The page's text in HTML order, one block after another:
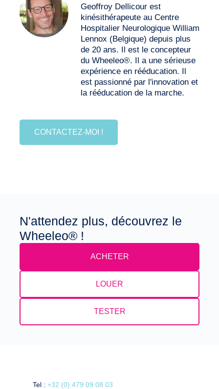
Geoffroy Dellicour est
kinésithérapeute au Centre
Hospitalier Neurologique William
Lennox (Belgique) depuis plus
de 20 ans. Il est le concepteur
du Wheeleo®. Il a une sérieuse
expérience en rééducation. Il
est passionné par l'innovation et
la rééducation de la marche.
CONTACTEZ-MOI !
N'attendez plus, découvrez le
Wheeleo® !
ACHETER
LOUER
TESTER
Tel :+32 (0) 479 09 08 03